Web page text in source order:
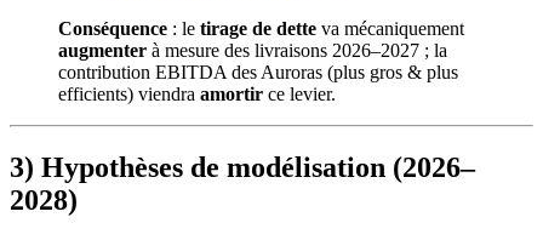
Conséquence : le tirage de dette va mécaniquement
augmenter à mesure des livraisons 2026–2027 ; la
contribution EBITDA des Auroras (plus gros & plus
efficients) viendra amortir ce levier.
3) Hypothèses de modélisation (2026–
2028)